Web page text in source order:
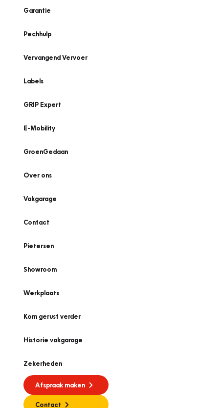
Garantie
Pechhulp
Vervangend Vervoer
Labels
GRIP Expert
E-Mobility
GroenGedaan
Over ons
Vakgarage
Contact
Pietersen
Showroom
Werkplaats
Kom gerust verder
Historie vakgarage
Zekerheden
Afspraak maken
Contact